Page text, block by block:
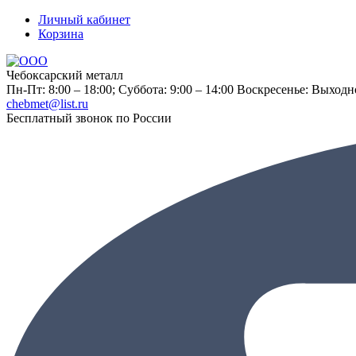
Личный кабинет
Корзина
Чебоксарский металл
Пн-Пт: 8:00 – 18:00; Суббота: 9:00 – 14:00 Воскресенье:
chebmet@list.ru
Бесплатный звонок по России